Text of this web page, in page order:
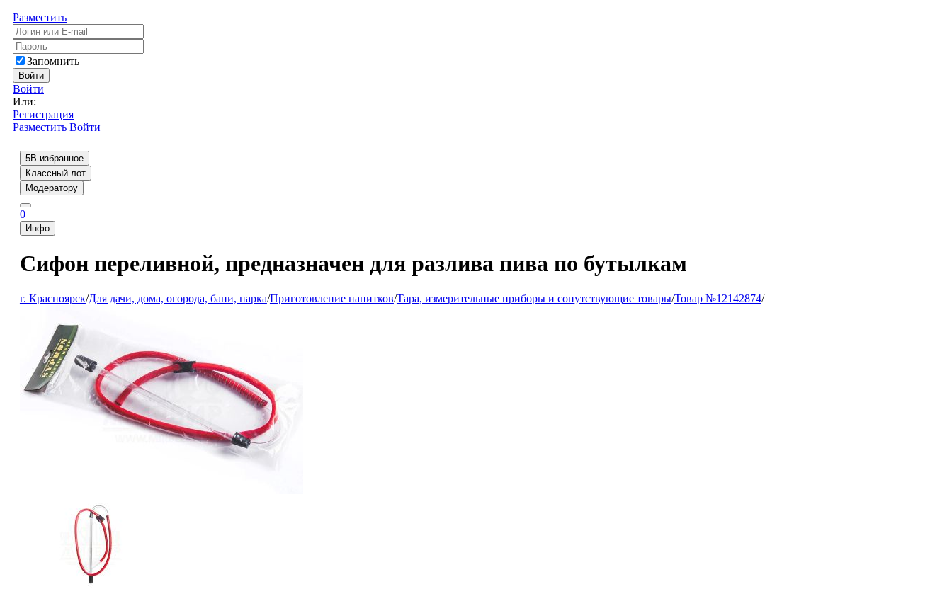
Разместить
Запомнить
Войти
Войти
Или:
Регистрация
Разместить Войти
5В избранное
Классный лот
Модератору
0
Инфо
Сифон переливной, предназначен для разлива пива по бутылкам
г. Красноярск/Для дачи, дома, огорода, бани, парка/Приготовление напитков/Тара, измерительные приборы и сопутствующие товары/Товар №12142874/